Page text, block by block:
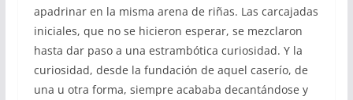
apadrinar en la misma arena de riñas. Las carcajadas
iniciales, que no se hicieron esperar, se mezclaron
hasta dar paso a una estrambótica curiosidad. Y la
curiosidad, desde la fundación de aquel caserío, de
una u otra forma, siempre acababa decantándose y